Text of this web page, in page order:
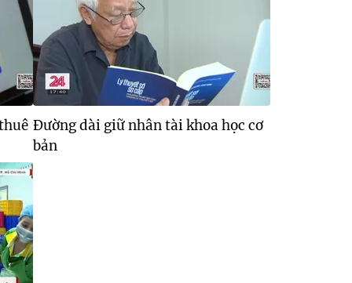
Đường dài giữ nhân tài khoa học cơ
bản